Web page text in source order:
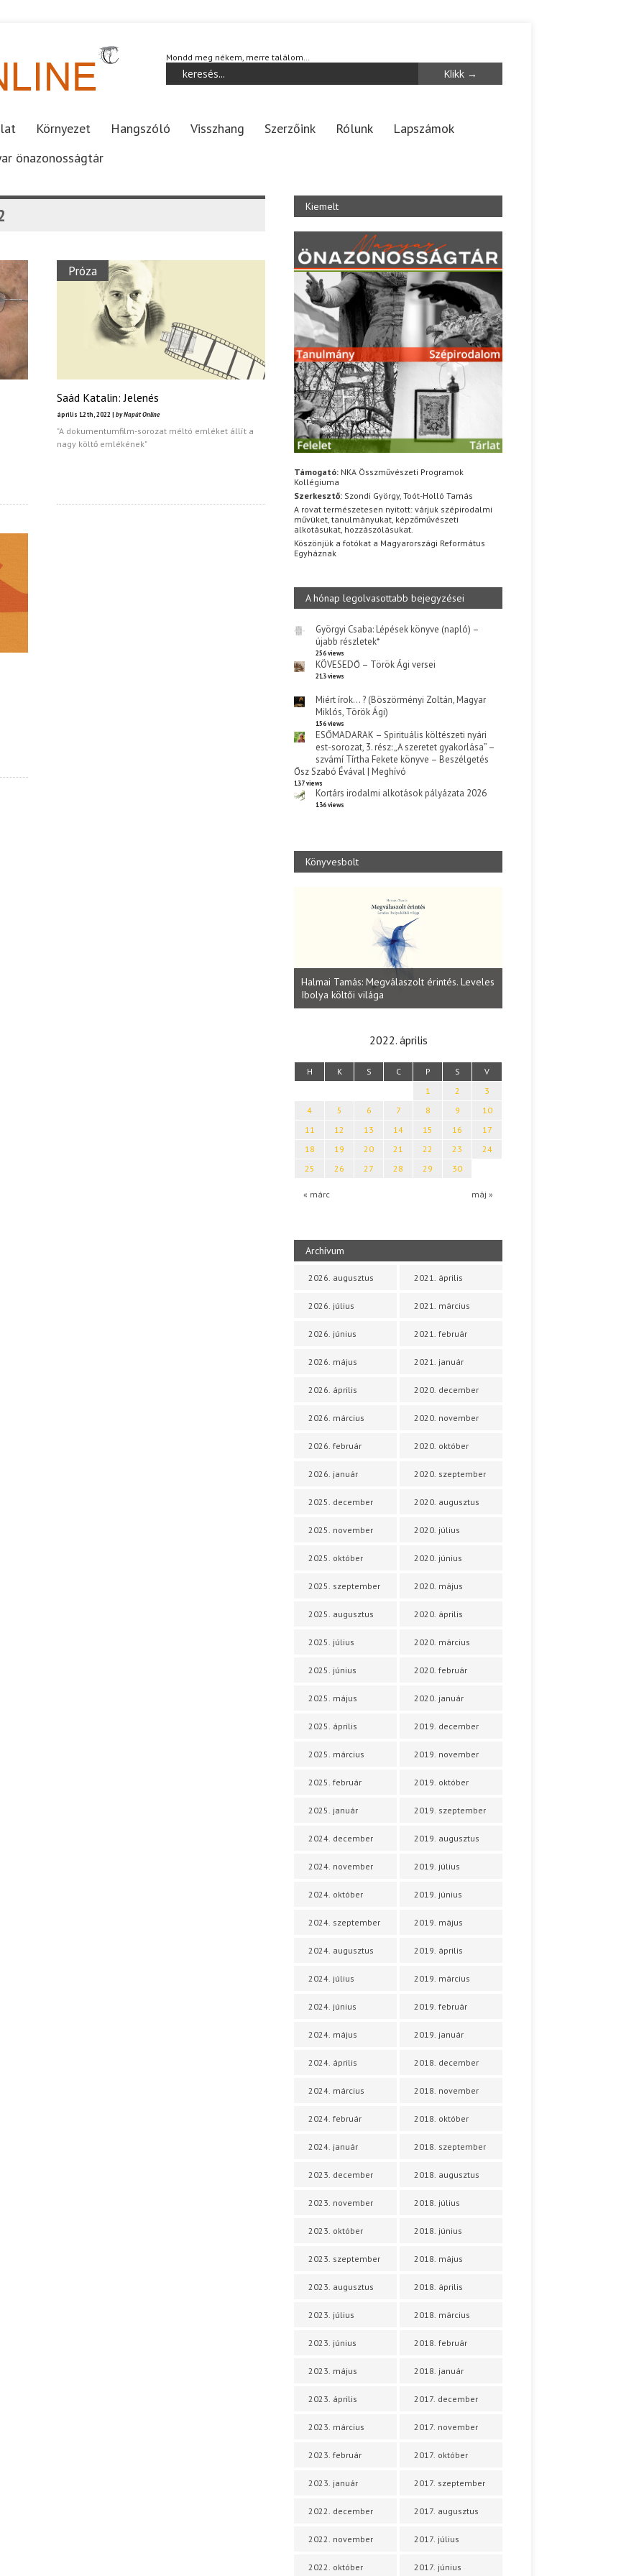
Mondd meg nékem, merre találom…
Környezet Hangszóló Visszhang Szerzőink Rólunk
Lapszámok
önazonosságtár
Próza
Saád Katalin: Jelenés
április 12th, 2022 | by Napút Online
"A dokumentumfilm-sorozat méltó emléket állít a
nagy költő emlékének"
Kiemelt
Támogató: NKA Összművészeti Programok
Kollégiuma
Szerkesztő: Szondi György, Toót-Holló Tamás
A rovat természetesen nyitott: várjuk szépirodalmi
művüket, tanulmányukat, képzőművészeti
alkotásukat, hozzászólásukat.
Köszönjük a fotókat a Magyarországi Református
Egyháznak
A hónap legolvasottabb bejegyzései
Györgyi Csaba: Lépések könyve (napló) –
újabb részletek*
256 views
KÖVESEDŐ – Török Ági versei
213 views
Miért írok… ? (Böszörményi Zoltán, Magyar
Miklós, Török Ági)
156 views
ESŐMADARAK – Spirituális költészeti nyári
est-sorozat, 3. rész: „A szeretet gyakorlása” –
szvámí Tírtha Fekete könyve – Beszélgetés
Ősz Szabó Évával | Meghívó
137 views
Kortárs irodalmi alkotások pályázata 2026
136 views
Könyvesbolt
Halmai Tamás: Megválaszolt érintés. Leveles
Ibolya költői világa
2022. április
H K S C P S V
« márc máj »
1 2
3
4
5 6 7 8 9
10
11
12 13 14 15 16
17
18
19 20 21 22 23
24
25
26 27 28 29 30
Archívum
2026. augusztus
2026. július
2026. június
2026. május
2026. április
2026. március
2026. február
2026. január
2025. december
2025. november
2025. október
2025. szeptember
2025. augusztus
2025. július
2025. június
2025. május
2025. április
2025. március
2025. február
2025. január
2024. december
2024. november
2024. október
2024. szeptember
2024. augusztus
2024. július
2024. június
2024. május
2024. április
2024. március
2024. február
2024. január
2023. december
2023. november
2023. október
2023. szeptember
2023. augusztus
2023. július
2023. június
2023. május
2023. április
2023. március
2023. február
2023. január
2022. december
2022. november
2022. október
2021. április
2021. március
2021. február
2021. január
2020. december
2020. november
2020. október
2020. szeptember
2020. augusztus
2020. július
2020. június
2020. május
2020. április
2020. március
2020. február
2020. január
2019. december
2019. november
2019. október
2019. szeptember
2019. augusztus
2019. július
2019. június
2019. május
2019. április
2019. március
2019. február
2019. január
2018. december
2018. november
2018. október
2018. szeptember
2018. augusztus
2018. július
2018. június
2018. május
2018. április
2018. március
2018. február
2018. január
2017. december
2017. november
2017. október
2017. szeptember
2017. augusztus
2017. július
2017. június